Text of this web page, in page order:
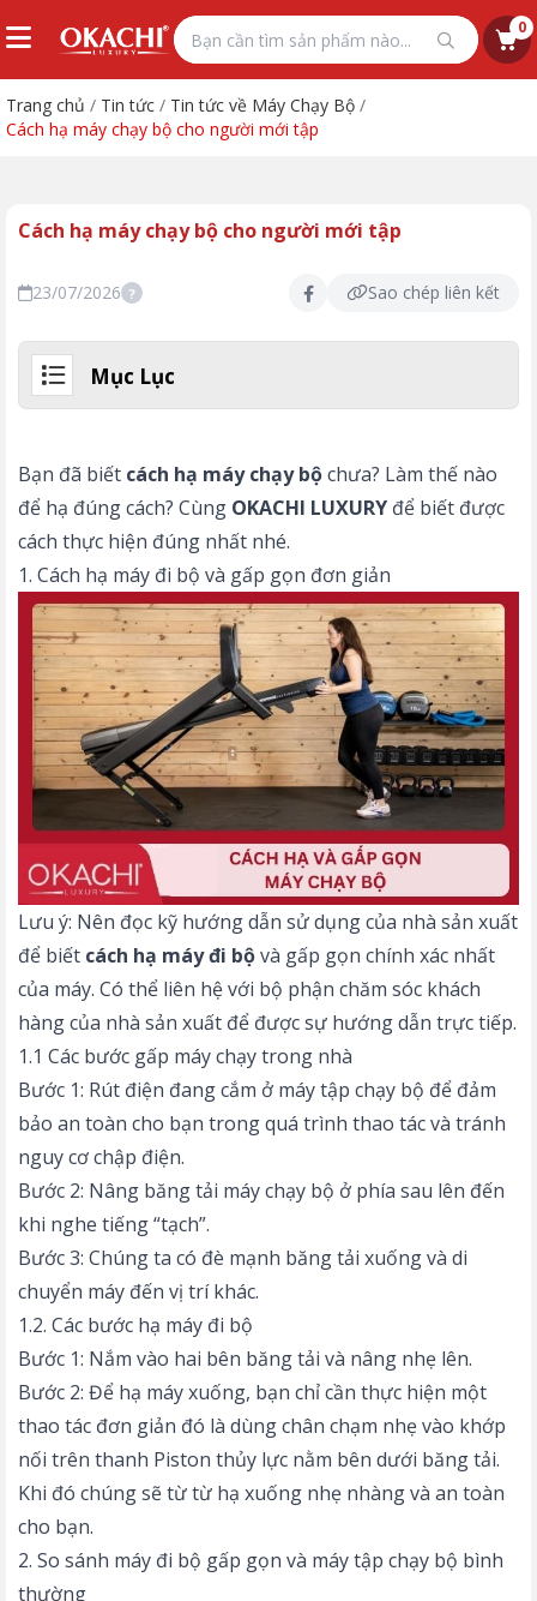
0
Trang chủ / Tin tức / Tin tức về Máy Chạy Bộ /
Cách hạ máy chạy bộ cho người mới tập
Cách hạ máy chạy bộ cho người mới tập
23/07/2026 ? Sao chép liên kết
Mục Lục
Bạn đã biết cách hạ máy chạy bộchưa? Làm thế nào
để hạ đúng cách? Cùng OKACHI LUXURY để biết được
cách thực hiện đúng nhất nhé.
1. Cách hạ máy đi bộ và gấp gọn đơn giản
Lưu ý: Nên đọc kỹ hướng dẫn sử dụng của nhà sản xuất
để biết cách hạ máy đi bộvà gấp gọn chính xác nhất
của máy. Có thể liên hệ với bộ phận chăm sóc khách
hàng của nhà sản xuất để được sự hướng dẫn trực tiếp.
1.1 Các bước gấp máy chạy trong nhà
Bước 1: Rút điện đang cắm ở máy tập chạy bộ để đảm
bảo an toàn cho bạn trong quá trình thao tác và tránh
nguy cơ chập điện.
Bước 2: Nâng băng tải máy chạy bộ ở phía sau lên đến
khi nghe tiếng “tạch”.
Bước 3: Chúng ta có đè mạnh băng tải xuống và di
chuyển máy đến vị trí khác.
1.2. Các bước hạ máy đi bộ
Bước 1: Nắm vào hai bên băng tải và nâng nhẹ lên.
Bước 2: Để hạ máy xuống, bạn chỉ cần thực hiện một
thao tác đơn giản đó là dùng chân chạm nhẹ vào khớp
nối trên thanh Piston thủy lực nằm bên dưới băng tải.
Khi đó chúng sẽ từ từ hạ xuống nhẹ nhàng và an toàn
cho bạn.
2. So sánh máy đi bộ gấp gọn và máy tập chạy bộ bình
thường